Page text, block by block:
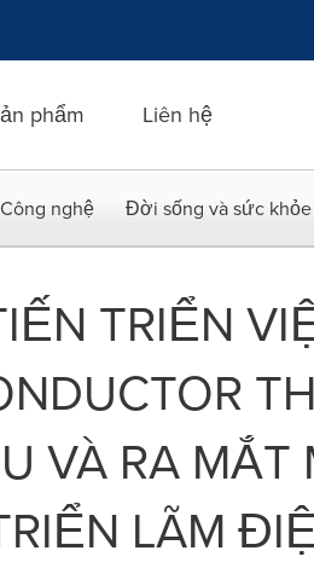
phẩm Liên hệ
nghệ Đời sống và sức khỏe
TRIỂN
VÀ RA
LÃM